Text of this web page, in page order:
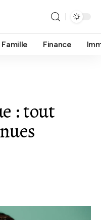
Famille Finance
: tout